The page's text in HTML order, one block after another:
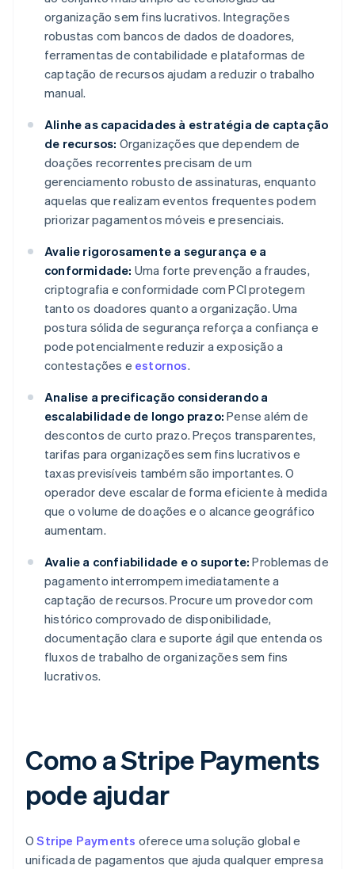
organização sem fins lucrativos. Integrações
robustas com bancos de dados de doadores,
ferramentas de contabilidade e plataformas de
captação de recursos ajudam a reduzir o trabalho
manual.
Alinhe as capacidades à estratégia de captação
de recursos: Organizações que dependem de
doações recorrentes precisam de um
gerenciamento robusto de assinaturas, enquanto
aquelas que realizam eventos frequentes podem
priorizar pagamentos móveis e presenciais.
Avalie rigorosamente a segurança e a
conformidade: Uma forte prevenção a fraudes,
criptografia e conformidade com PCI protegem
tanto os doadores quanto a organização. Uma
postura sólida de segurança reforça a confiança e
pode potencialmente reduzir a exposição a
contestações e estornos.
Analise a precificação considerando a
escalabilidade de longo prazo: Pense além de
descontos de curto prazo. Preços transparentes,
tarifas para organizações sem fins lucrativos e
taxas previsíveis também são importantes. O
operador deve escalar de forma eficiente à medida
que o volume de doações e o alcance geográfico
aumentam.
Avalie a confiabilidade e o suporte: Problemas de
pagamento interrompem imediatamente a
captação de recursos. Procure um provedor com
histórico comprovado de disponibilidade,
documentação clara e suporte ágil que entenda os
fluxos de trabalho de organizações sem fins
lucrativos.
Como a Stripe Payments
pode ajudar
OStripe Payments oferece uma solução global e
unificada de pagamentos que ajuda qualquer empresa